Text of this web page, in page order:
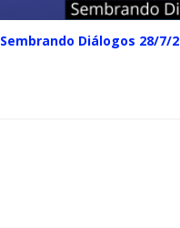
Sembrando Diálogos 28/7/